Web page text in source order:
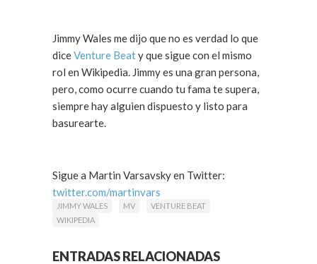
Jimmy Wales me dijo que no es verdad lo que
diceVenture Beaty que sigue con el mismo
rol en Wikipedia. Jimmy es una gran persona,
pero, como ocurre cuando tu fama te supera,
siempre hay alguien dispuesto y listo para
basurearte.
Sigue a Martin Varsavsky en Twitter:
twitter.com/martinvars
JIMMY WALES MV
VENTURE BEAT
WIKIPEDIA
ENTRADAS RELACIONADAS